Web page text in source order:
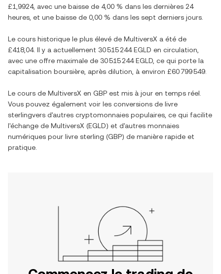
£1,9924, avec une baisse de 4,00 % dans les dernières 24
heures, et une baisse de 0,00 % dans les sept derniers jours.
Le cours historique le plus élevé de MultiversX a été de
£418,04. Il y a actuellement 30 515 244 EGLD en circulation,
avec une offre maximale de 30 515 244 EGLD , ce qui porte la
capitalisation boursière, après dilution, à environ £60 799 549
Le cours de MultiversX en GBP est mis à jour en temps réel.
Vous pouvez également voir les conversions de livre
sterlingvers d'autres cryptomonnaies populaires, ce qui facilite
l'échange de MultiversX (EGLD) et d'autres monnaies
numériques pour livre sterling (GBP) de manière rapide et
pratique.